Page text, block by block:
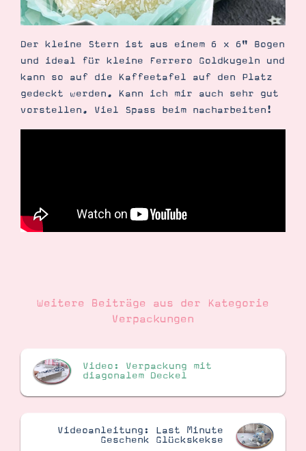
Der kleine Stern ist aus einem 6 x 6" Bogen
und ideal für kleine Ferrero Goldkugeln und
kann so auf die Kaffeetafel auf den Platz
gedeckt werden. Kann ich mir auch sehr gut
vorstellen. Viel Spass beim nacharbeiten!
Weitere Beiträge aus der Kategorie
Verpackungen
Video: Verpackung mit
diagonalem Deckel
Videoanleitung: Last Minute
Geschenk Glückskekse